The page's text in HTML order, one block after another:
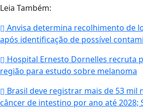
Leia Também:
Anvisa determina recolhimento de
após identificação de possível
Hospital Ernesto Dornelles recruta
região para estudo sobre melanoma
Brasil deve registrar mais de 53 mil
câncer de intestino por ano até 2028;